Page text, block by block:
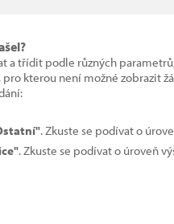
a třídit podle různých
kterou není možné zobrazit
. Zkuste se podívat o
. Zkuste se podívat o úroveň